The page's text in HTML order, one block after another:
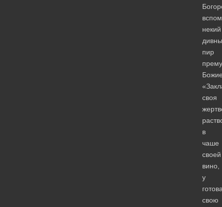
некий
пир
своя
в
чаше
своей
вино,
у
свою